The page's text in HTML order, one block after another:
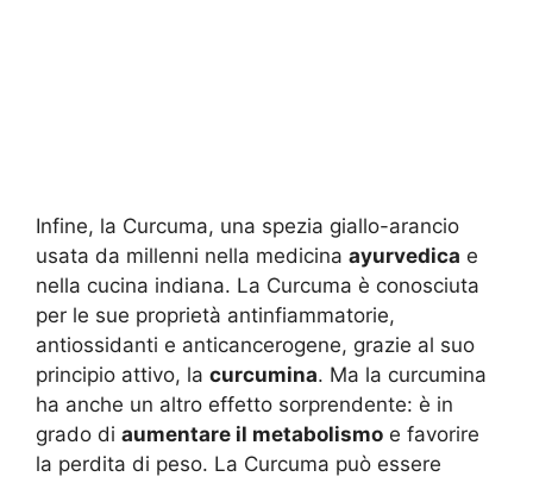
Infine, la Curcuma, una spezia giallo-arancio
usata da millenni nella medicina ayurvedica e
nella cucina indiana. La Curcuma è conosciuta
per le sue proprietà antinfiammatorie,
antiossidanti e anticancerogene, grazie al suo
principio attivo, la curcumina. Ma la curcumina
ha anche un altro effetto sorprendente: è in
grado di aumentare il metabolismo e favorire
la perdita di peso. La Curcuma può essere